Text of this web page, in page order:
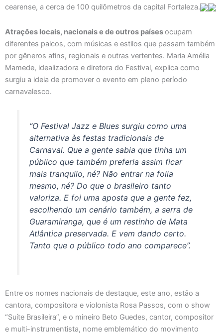
cearense, a cerca de 100 quilômetros da capital Fortaleza.
Atrações locais, nacionais e de outros paísesocupam
diferentes palcos, com músicas e estilos que passam também
por gêneros afins, regionais e outras vertentes. Maria Amélia
Mamede, idealizadora e diretora do Festival, explica como
surgiu a ideia de promover o evento em pleno período
carnavalesco.
“O Festival Jazz e Blues surgiu como uma
alternativa às festas tradicionais de
Carnaval. Que a gente sabia que tinha um
público que também preferia assim ficar
mais tranquilo, né? Não entrar na folia
mesmo, né? Do que o brasileiro tanto
valoriza. E foi uma aposta que a gente fez,
escolhendo um cenário também, a serra de
Guaramiranga, que é um restinho de Mata
Atlântica preservada. E vem dando certo.
Tanto que o público todo ano comparece”.
Entre os nomes nacionais de destaque, este ano, estão a
cantora, compositora e violonista Rosa Passos, com o show
“Suíte Brasileira”, e o mineiro Beto Guedes, cantor, compositor
e multi-instrumentista, nome emblemático do movimento